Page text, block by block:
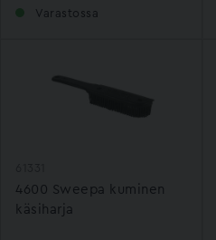
Varastossa
4600 Sweepa kuminen
käsiharja